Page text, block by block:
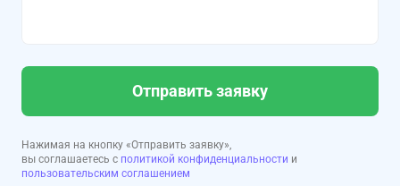
Отправить заявку
Нажимая на кнопку «Отправить заявку»,
вы соглашаетесь с политикой конфиденциальности и
пользовательским соглашением